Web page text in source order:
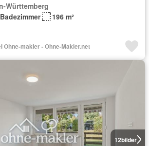
Württemberg
196 m²
Ohne-makler - Ohne-Makler.net
12bilder